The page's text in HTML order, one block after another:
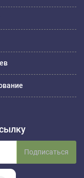
Подписаться